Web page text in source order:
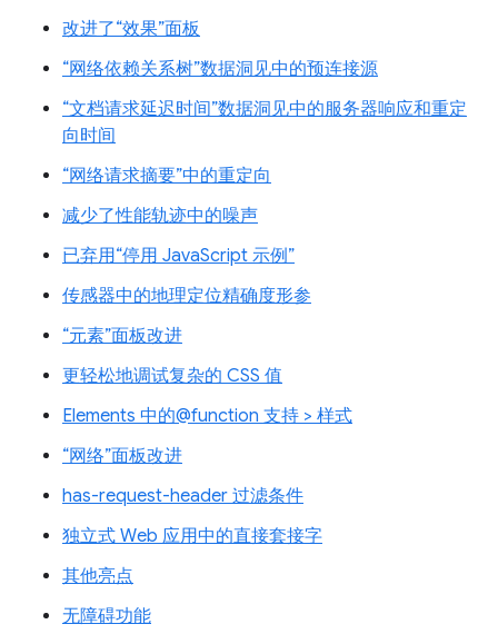
改进了“效果”面板
“网络依赖关系树”数据洞见中的预连接源
“文档请求延迟时间”数据洞见中的服务器响应和重定
向时间
“网络请求摘要”中的重定向
减少了性能轨迹中的噪声
已弃用“停用 JavaScript 示例”
传感器中的地理定位精确度形参
“元素”面板改进
更轻松地调试复杂的 CSS 值
Elements 中的@function 支持 > 样式
“网络”面板改进
has-request-header 过滤条件
独立式 Web 应用中的直接套接字
其他亮点
无障碍功能